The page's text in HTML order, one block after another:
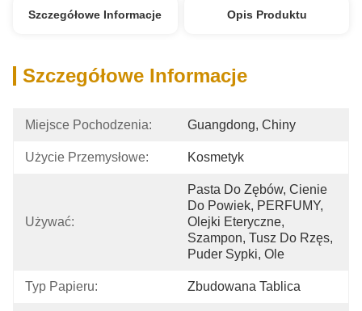
Szczegółowe Informacje Opis Produktu
Szczegółowe Informacje
Miejsce Pochodzenia: Guangdong, Chiny
Użycie Przemysłowe: Kosmetyk
Używać:
Pasta Do Zębów, Cienie
Do Powiek, PERFUMY,
Olejki Eteryczne,
Szampon, Tusz Do Rzęs,
Puder Sypki, Ole
Typ Papieru: Zbudowana Tablica